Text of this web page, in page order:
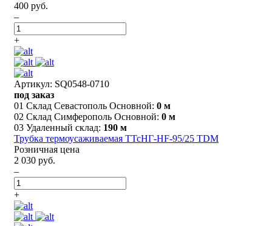
400 руб.
–
+
Артикул: SQ0548-0710
под заказ
01 Склад Севастополь Основной: 0 м
02 Склад Симферополь Основной: 0 м
03 Удаленный склад: 190 м
Трубка термоусаживаемая ТТсНГ-HF-95/25 TDM
Розничная цена
2 030 руб.
–
+